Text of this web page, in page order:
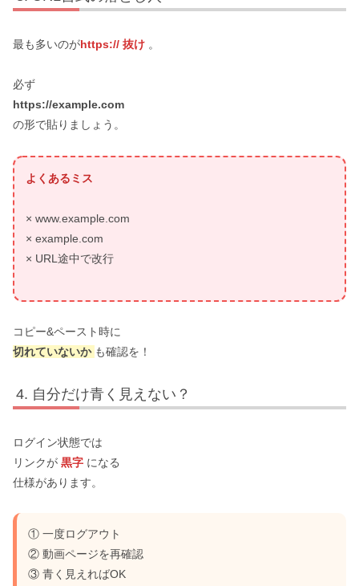
最も多いのがhttps:// 抜け 。
必ず
https://example.com
の形で貼りましょう。
よくあるミス
× www.example.com
× example.com
× URL途中で改行
コピー&ペースト時に
切れていないか も確認を！
自分だけ青く見えない？
ログイン状態では
リンクが 黒字 になる
仕様があります。
① 一度ログアウト
② 動画ページを再確認
③ 青く見えればOK